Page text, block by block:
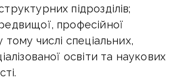
підрозділів;
професійної
тому числі спеціальних,
освіти та наукових